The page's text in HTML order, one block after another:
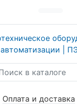
Оплата и доставка